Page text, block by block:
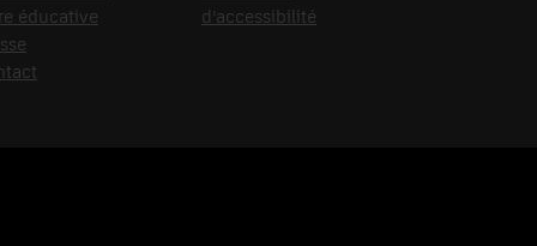
éducative
d’accessibilité